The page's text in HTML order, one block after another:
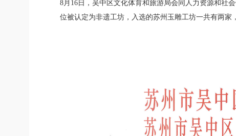
8月16日，吴中区文化体育和旅游局会同人力资源和社
位被认定为非遗工坊，入选的苏州玉雕工坊一共有两家